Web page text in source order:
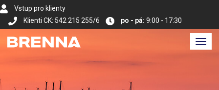
Vstup pro klienty
Klienti CK: 542 215 255/6
po - pá: 9:00 - 17:30